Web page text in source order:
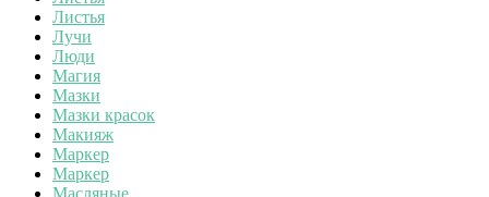
Листья
Лучи
Люди
Магия
Мазки
Мазки красок
Макияж
Маркер
Маркер
Масляные